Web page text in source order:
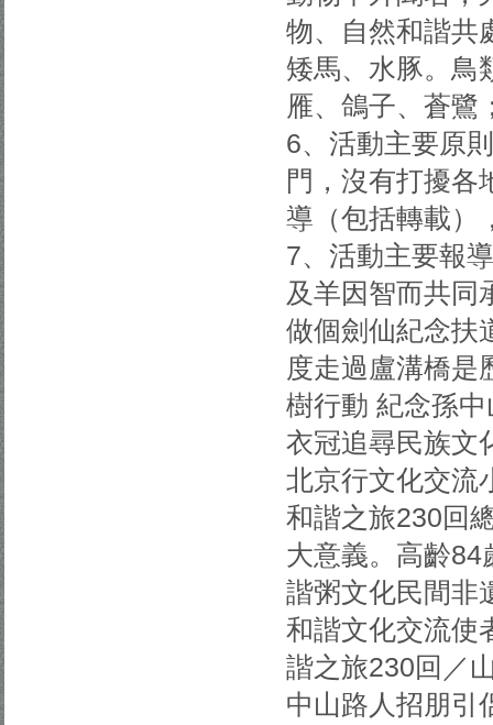
物、自然和諧共
矮馬、水豚。鳥
雁、鴿子、蒼鷺
6、活動主要原
門，沒有打擾各
導（包括轉載）
7、活動主要報
及羊因智而共同
做個劍仙紀念扶
度走過盧溝橋是
樹行動 紀念孫
衣冠追尋民族文
北京行文化交流
和諧之旅230回
大意義。高齡84
諧粥文化民間非
和諧文化交流使
諧之旅230回／
中山路人招朋引